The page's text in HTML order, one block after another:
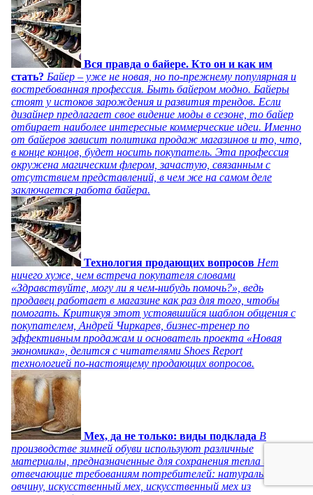
Вся правда о байере. Кто он и как им
стать? Байер – уже не новая, но по-прежнему популярная и
востребованная профессия. Быть байером модно. Байеры
стоят у истоков зарождения и развития трендов. Если
дизайнер предлагает свое видение моды в сезоне, то байер
отбирает наиболее интересные коммерческие идеи. Именно
от байеров зависит политика продаж магазинов и то, что,
в конце концов, будет носить покупатель. Эта профессия
окружена магическим флером, зачастую, связанным с
отсутствием представлений, в чем же на самом деле
заключается работа байера.
Технология продающих вопросов Нет
ничего хуже, чем встреча покупателя словами
«Здравствуйте, могу ли я чем-нибудь помочь?», ведь
продавец работает в магазине как раз для того, чтобы
помогать. Критикуя этот устоявшийся шаблон общения с
покупателем, Андрей Чиркарев, бизнес-тренер по
эффективным продажам и основатель проекта «Новая
экономика», делится с читателями Shoes Report
технологией по-настоящему продающих вопросов.
Мех, да не только: виды подклада В
производстве зимней обуви используют различные
материалы, предназначенные для сохранения тепла и
отвечающие требованиям потребителей: натуральную
овчину, искусственный мех, искусственный мех из